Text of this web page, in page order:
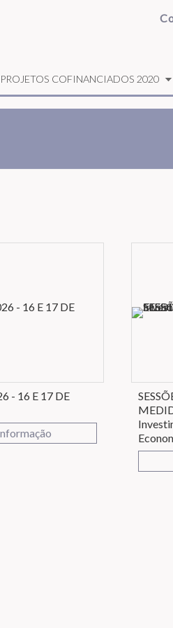
PROJETOS COFINANCIADOS 2020
- 16 E 17 DE